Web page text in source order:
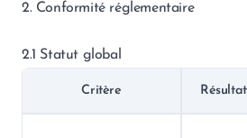
2. Conformité réglementaire
2.1 Statut global
Critère Résultat